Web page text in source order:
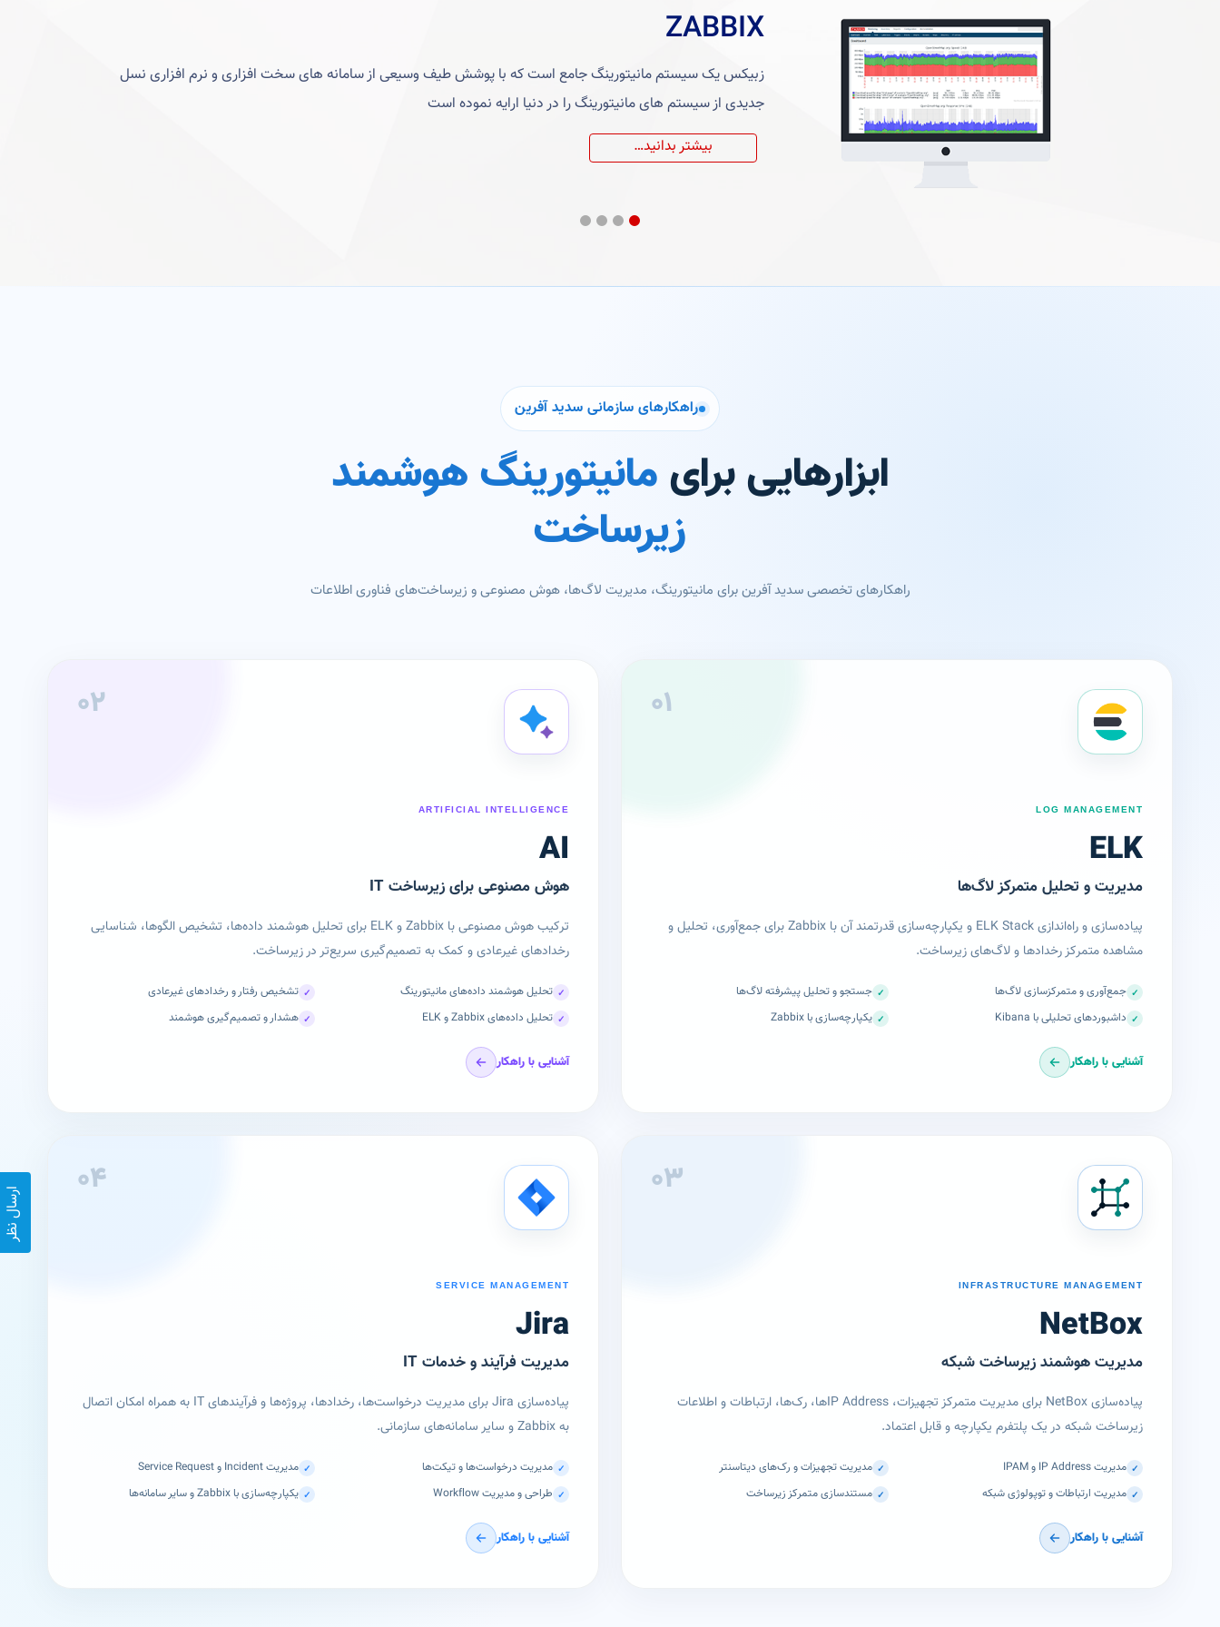
ZABBIX
زبیکس یک سیستم مانیتورینگ جامع است که با پوشش طیف وسیعی از سامانه های سخت افزاری و نرم افزاری نسل
جدیدی از سیستم های مانیتورینگ را در دنیا ارایه نموده است
بیشتر بدانید…
راهکارهای سازمانی سدید آفرین
ابزارهایی برایمانیتورینگ هوشمند
زیرساخت
راهکارهای تخصصی سدید آفرین برای مانیتورینگ، مدیریت لاگ‌ها، هوش مصنوعی و زیرساخت‌های فناوری اطلاعات
۰۱
LOG MANAGEMENT
ELK
مدیریت و تحلیل متمرکز لاگ‌ها
پیاده‌سازی و راه‌اندازی ELK Stack و یکپارچه‌سازی قدرتمند آن با Zabbix برای جمع‌آوری، تحلیل و
مشاهده متمرکز رخدادها و لاگ‌های زیرساخت.
✓ جمع‌آوری و متمرکزسازی لاگ‌ها ✓ جستجو و تحلیل پیشرفته لاگ‌ها
✓ داشبوردهای تحلیلی با Kibana ✓ یکپارچه‌سازی با Zabbix
آشنایی با راهکار
۰۲
ARTIFICIAL INTELLIGENCE
AI
هوش مصنوعی برای زیرساخت IT
ترکیب هوش مصنوعی با Zabbix و ELK برای تحلیل هوشمند داده‌ها، تشخیص الگوها، شناسایی
رخدادهای غیرعادی و کمک به تصمیم‌گیری سریع‌تر در زیرساخت.
✓ تحلیل هوشمند داده‌های مانیتورینگ ✓ تشخیص رفتار و رخدادهای غیرعادی
✓ تحلیل داده‌های Zabbix و ELK ✓ هشدار و تصمیم‌گیری هوشمند
آشنایی با راهکار
۰۳
INFRASTRUCTURE MANAGEMENT
NetBox
مدیریت هوشمند زیرساخت شبکه
پیاده‌سازی NetBox برای مدیریت متمرکز تجهیزات، IP Addressها، رک‌ها، ارتباطات و اطلاعات
زیرساخت شبکه در یک پلتفرم یکپارچه و قابل اعتماد.
✓ مدیریت IP Address و IPAM ✓ مدیریت تجهیزات و رک‌های دیتاسنتر
✓ مدیریت ارتباطات و توپولوژی شبکه ✓ مستندسازی متمرکز زیرساخت
آشنایی با راهکار
۰۴
SERVICE MANAGEMENT
Jira
مدیریت فرآیند و خدمات IT
پیاده‌سازی Jira برای مدیریت درخواست‌ها، رخدادها، پروژه‌ها و فرآیندهای IT به همراه امکان اتصال
به Zabbix و سایر سامانه‌های سازمانی.
✓ مدیریت درخواست‌ها و تیکت‌ها ✓ مدیریت Incident و Service Request
✓ طراحی و مدیریت Workflow ✓ یکپارچه‌سازی با Zabbix و سایر سامانه‌ها
آشنایی با راهکار
ارسال نظر